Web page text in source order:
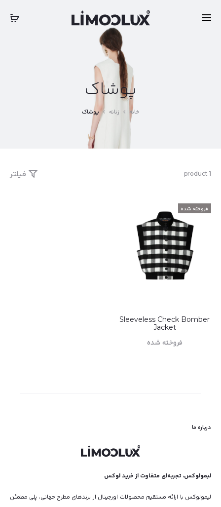
بستن
پوشاک
خانه زنانه پوشاک
1 product
نمایش
فیلتر
فروخته شده
Sleeveless Check Bomber
Jacket
فروخته شده
درباره ما
لیمولوکس، تجربه‌ای متفاوت از خرید لوکس
لیمولوکس با ارائه مستقیم محصولات اورجینال از برندهای مطرح جهانی، پلی مطمئن